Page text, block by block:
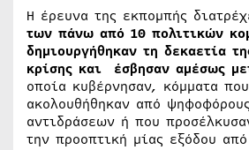
Η έρευνα της εκπομπής
των πάνω από 10 πολιτικών
δημιουργήθηκαν τη δεκαετία
κρίσης και έσβησαν αμέσως
οποία κυβέρνησαν, κόμματα
ακολουθήθηκαν από
αντιδράσεων ή που
την προοπτική μίας εξόδου